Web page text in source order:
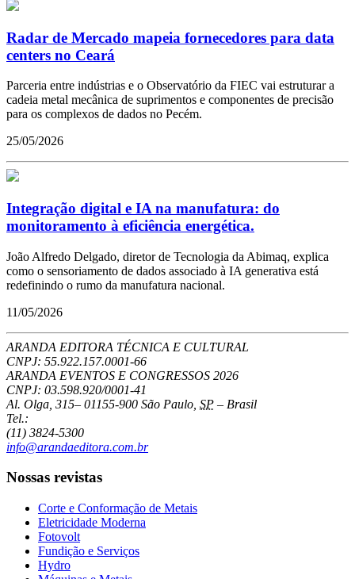
Radar de Mercado mapeia fornecedores para data
centers no Ceará
Parceria entre indústrias e o Observatório da FIEC vai estruturar a
cadeia metal mecânica de suprimentos e componentes de precisão
para os complexos de dados no Pecém.
25/05/2026
Integração digital e IA na manufatura: do
monitoramento à eficiência energética.
João Alfredo Delgado, diretor de Tecnologia da Abimaq, explica
como o sensoriamento de dados associado à IA generativa está
redefinindo o rumo da manufatura nacional.
11/05/2026
ARANDA EDITORA TÉCNICA E CULTURAL
CNPJ: 55.922.157.0001-66
ARANDA EVENTOS E CONGRESSOS 2026
CNPJ: 03.598.920/0001-41
Al. Olga, 315– 01155-900 São Paulo SP – Brasil
Tel.:
(11) 3824-5300
info@arandaeditora.com.br
Nossas revistas
Corte e Conformação de Metais
Eletricidade Moderna
Fotovolt
Fundição e Serviços
Hydro